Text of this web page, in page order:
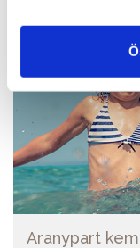
Aranypart